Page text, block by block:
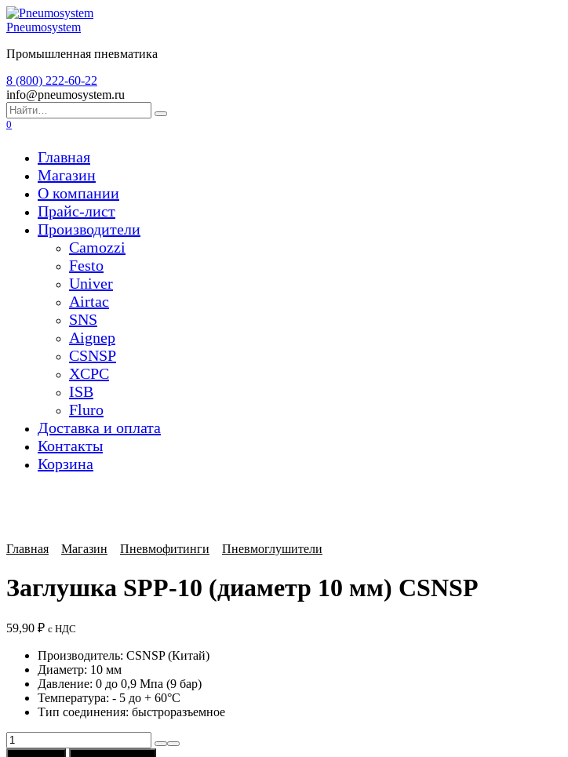
Перейти
к
Pneumosystem
Промышленная пневматика
8 (800) 222-60-22
info@pneumosystem.ru
Search
for:
0
Главная
Магазин
О компании
Прайс-лист
Производители
Camozzi
Festo
Univer
Airtac
SNS
Aignep
CSNSP
XCPC
ISB
Fluro
Доставка и оплата
Контакты
Корзина
Главная Магазин Пневмофитинги Пневмоглушители
Заглушка SPP-10 (диаметр 10 мм) CSNSP
59,90 ₽ с НДС
Производитель: CSNSP (Китай)
Диаметр: 10 мм
Давление: 0 до 0,9 Мпа (9 бар)
Температура: - 5 до + 60°C
Тип соединения: быстроразъемное
Количество
товара